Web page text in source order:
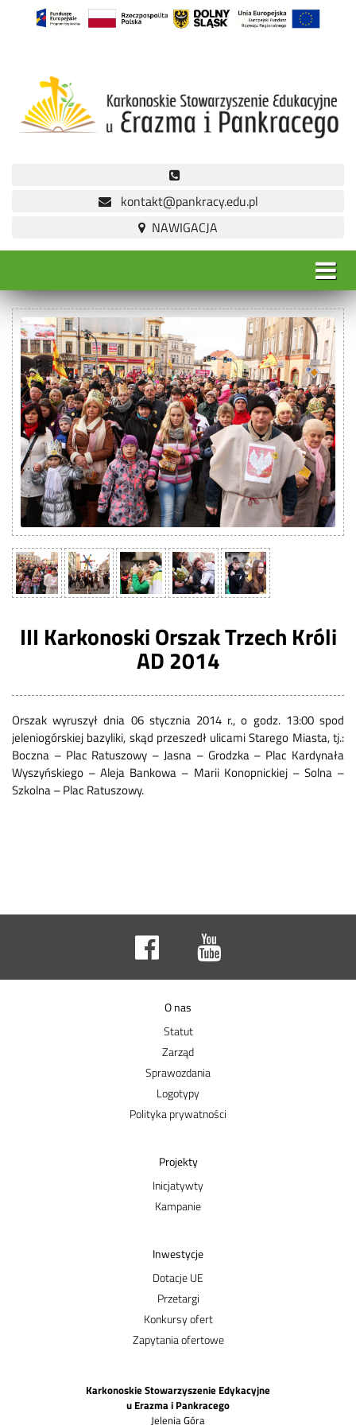
kontakt@pankracy.edu.pl
III Karkonoski Orszak Trzech Króli
AD 2014
Orszak wyruszył dnia 06 stycznia 2014 r., o godz. 13:00 spod
jeleniogórskiej bazyliki, skąd przeszedł ulicami Starego Miasta, tj.:
Boczna – Plac Ratuszowy – Jasna – Grodzka – Plac Kardynała
Wyszyńskiego – Aleja Bankowa – Marii Konopnickiej – Solna –
Szkolna – Plac Ratuszowy.
O nas
Statut
Zarząd
Sprawozdania
Logotypy
Polityka prywatności
Projekty
Inicjatywty
Kampanie
Inwestycje
Dotacje UE
Przetargi
Konkursy ofert
Zapytania ofertowe
Karkonoskie Stowarzyszenie Edykacyjne
u Erazma i Pankracego
Jelenia Góra